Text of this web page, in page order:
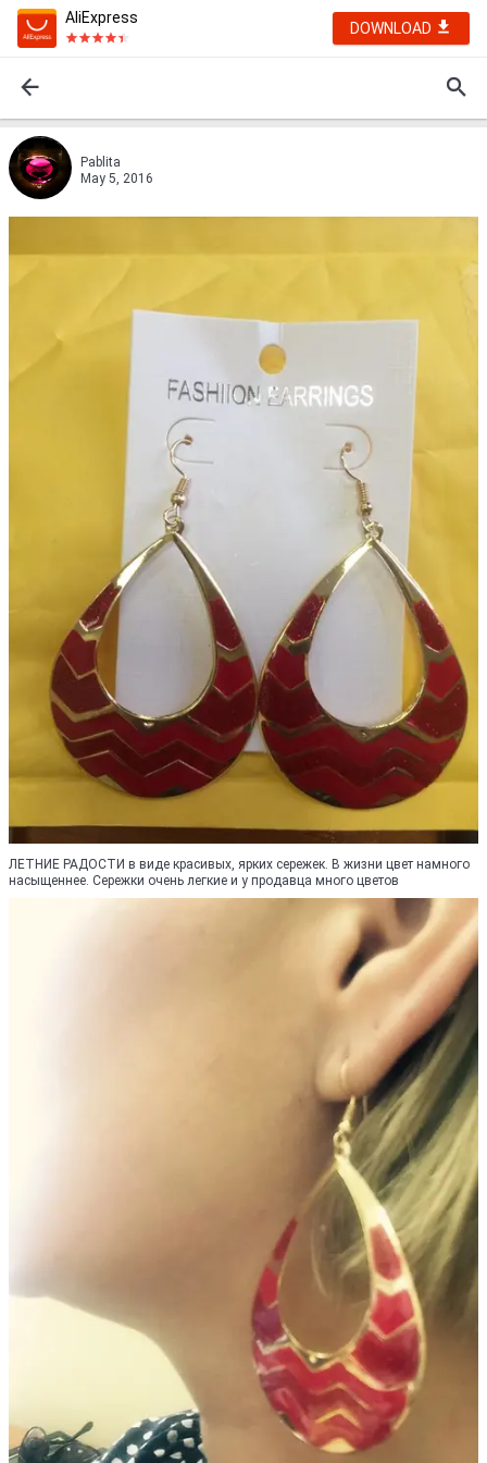
AliExpress
DOWNLOAD
Pablita
May 5, 2016
ЛЕТНИЕ РАДОСТИ в виде красивых, ярких сережек. В жизни цвет намного
насыщеннее. Сережки очень легкие и у продавца много цветов